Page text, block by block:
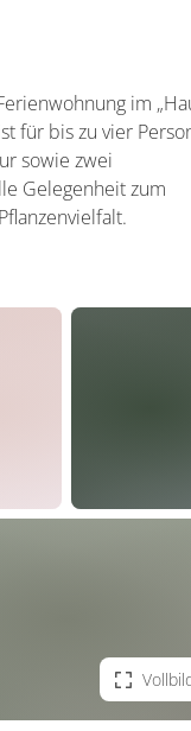
im
für bis zu vier
sowie zwei
Gelegenheit zum